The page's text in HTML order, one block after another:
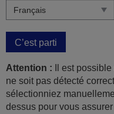
C’est parti
Attention : Il est
ne soit pas détecté
sélectionniez
dessus pour vous